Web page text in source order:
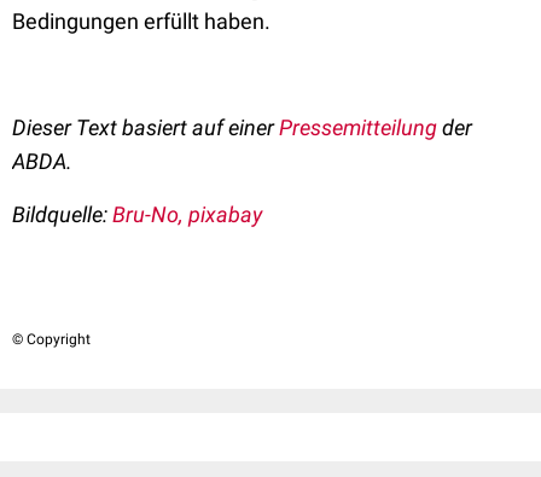
Bedingungen erfüllt haben.
Dieser Text basiert auf einerPressemitteilungder
ABDA.
Bildquelle:Bru-No, pixabay
© Copyright